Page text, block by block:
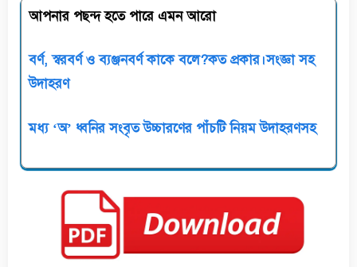
আপনার পছন্দ হতে পারে এমন আরো
বর্ণ, স্বরবর্ণ ও ব্যঞ্জনবর্ণ কাকে বলে?কত প্রকার।সংজ্ঞা সহ
উদাহরণ
মধ্য ‘অ’ ধ্বনির সংবৃত উচ্চারণের পাঁচটি নিয়ম উদাহরণসহ